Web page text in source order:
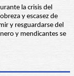
la crisis del
y escasez de
y resguardarse del
y mendicantes se